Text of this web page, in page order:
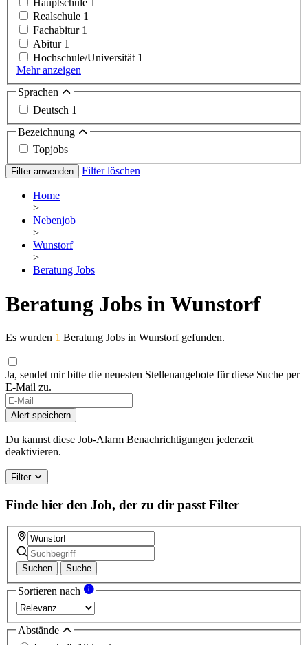
Hauptschule 1
Realschule 1
Fachabitur 1
Abitur 1
Hochschule/Universität 1
Mehr anzeigen
Sprachen
Deutsch 1
Bezeichnung
Topjobs
Filter anwenden Filter löschen
Home
>
Nebenjob
>
Wunstorf
>
Beratung Jobs
Beratung Jobs in Wunstorf
Es wurden 1 Beratung Jobs in Wunstorf gefunden.
Ja, sendet mir bitte die neuesten Stellenangebote für diese Suche per
E-Mail zu.
Alert speichern
Du kannst diese Job-Alarm Benachrichtigungen jederzeit
deaktivieren.
Filter
Finde hier den Job, der zu dir passt Filter
Suchen Suche
Sortieren nach
Abstände